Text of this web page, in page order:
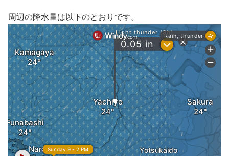
周辺の降水量は以下のとおりです。